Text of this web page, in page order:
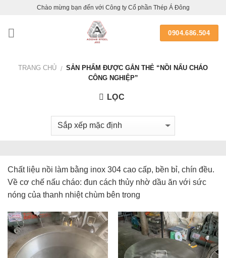
content
Chào mừng bạn đến với Công ty Cổ phần Thép Á Đông
0904.686.504
TRANG CHỦ / SẢN PHẨM ĐƯỢC GẮN THẺ “NỒI NẤU CHÁO
CÔNG NGHIỆP”
LỌC
Chất liệu nồi làm bằng inox 304 cao cấp, bền bỉ, chín đều.
Về cơ chế nấu cháo: đun cách thủy nhờ dầu ăn với sức
nóng của thanh nhiệt chùm bên trong